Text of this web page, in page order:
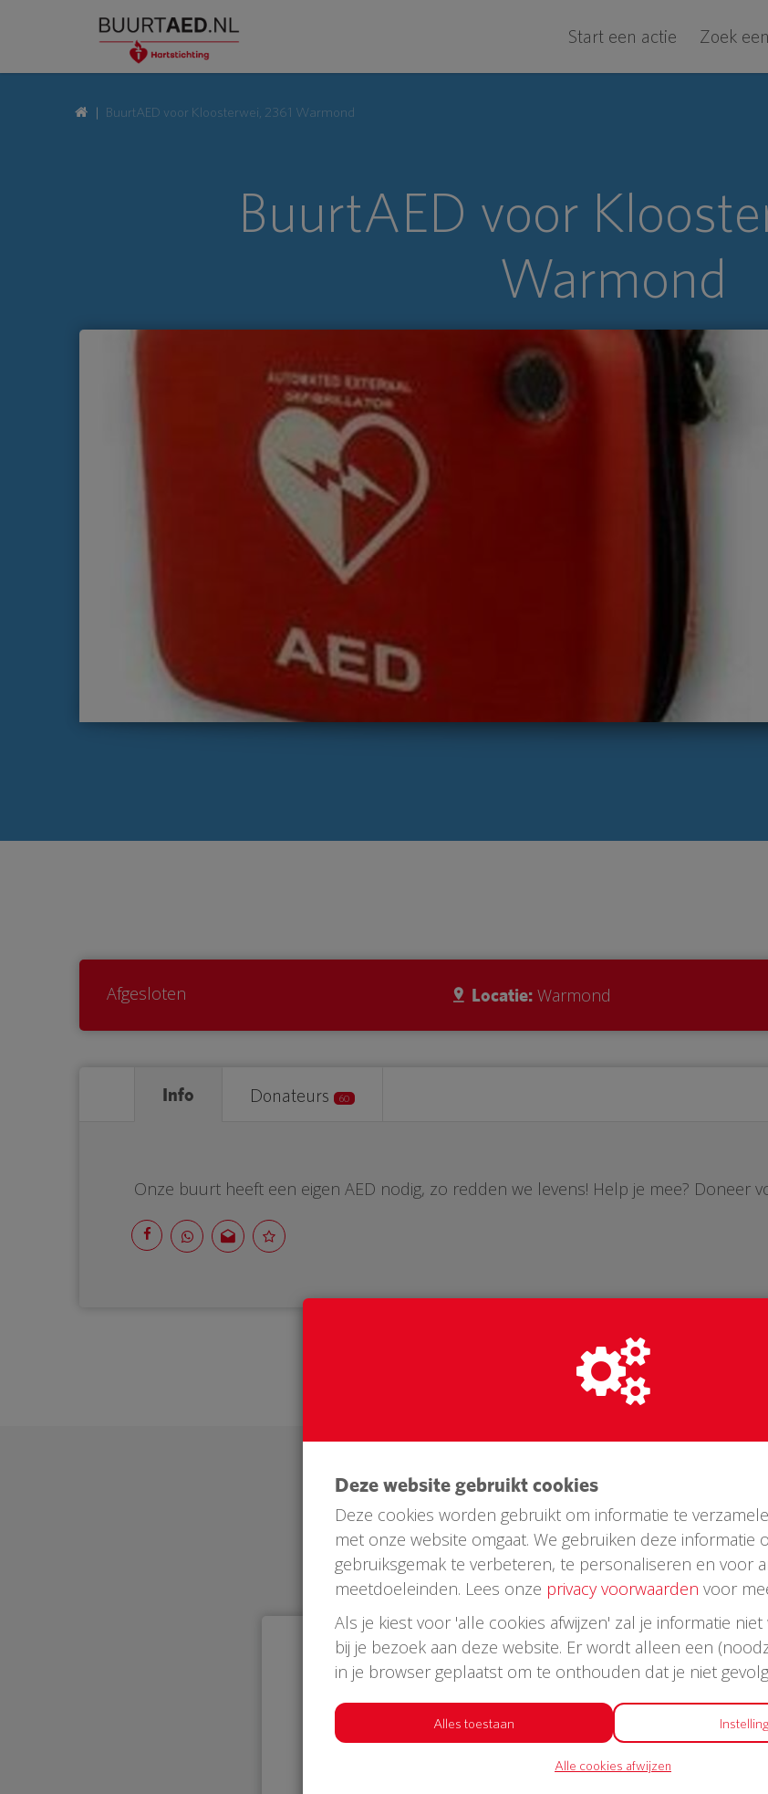
Start een actie Zoek
BuurtAED voor Kloosterwei, 2361 Warmond
BuurtAED voor
Warmond
Afgesloten Locatie: Warmond
Info Donateurs 60
Onze buurt heeft een eigen AED nodig, zo redden we levens! Help je mee? Doneer
Laatste donaties
€ 155
Palingroker Warmond
Deze website gebruikt cookies
Deze cookies worden gebruikt om informatie te
met onze website omgaat. We gebruiken deze informatie
gebruiksgemak te verbeteren, te personaliseren en voor
meetdoeleinden. Lees onze privacy voorwaarden voor
Als je kiest voor 'alle cookies afwijzen' zal je informatie
bij je bezoek aan deze website. Er wordt alleen een
in je browser geplaatst om te onthouden dat je niet
Alles toestaan
Alle cookies afwijzen